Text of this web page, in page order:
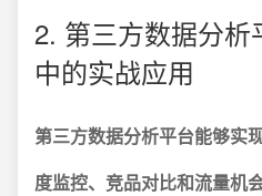
2. 第三方数据分析
中的实战应用
第三方数据分析平台能够实
度监控、竞品对比和流量机